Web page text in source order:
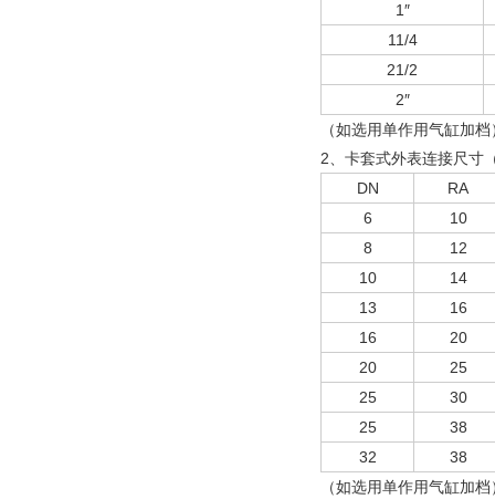
1″
11/4
21/2
2″
（如选用单作用气缸加档
2、卡套式外表连接尺寸
DN
RA
6
10
8
12
10
14
13
16
16
20
20
25
25
30
25
38
32
38
（如选用单作用气缸加档